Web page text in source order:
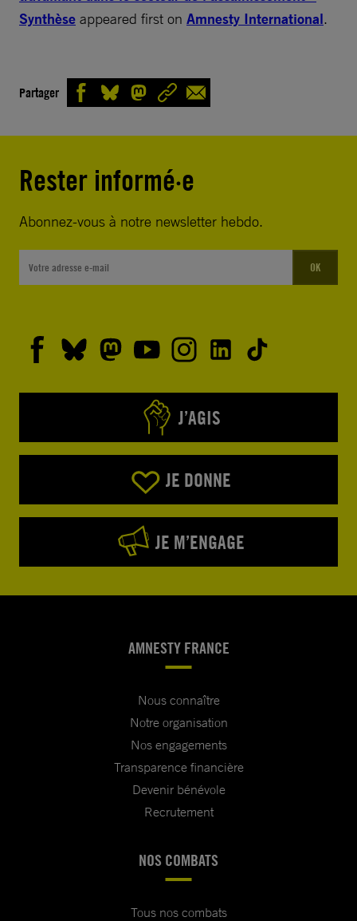
Synthèse appeared first on Amnesty International.
Partager
Rester informé·e
Abonnez-vous à notre newsletter hebdo.
OK
J’AGIS
JE DONNE
JE M’ENGAGE
AMNESTY FRANCE
Nous connaître
Notre organisation
Nos engagements
Transparence financière
Devenir bénévole
Recrutement
NOS COMBATS
Tous nos combats